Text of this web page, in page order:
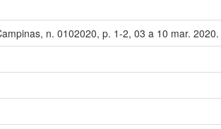
n. 0102020, p. 1-2, 03 a 10 mar. 2020.